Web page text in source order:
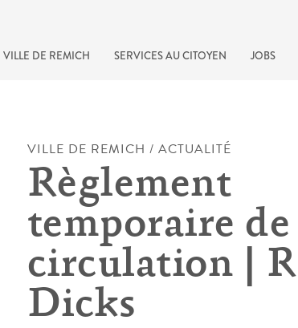
VILLE DE REMICH SERVICES AU CITOYEN JOBS
VILLE DE REMICH / ACTUALITÉ
Règlement
temporaire
circulation |
Dicks